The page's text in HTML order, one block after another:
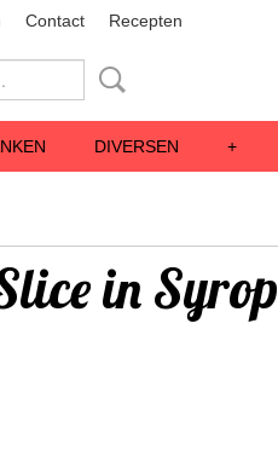
Contact Recepten
DIVERSEN +
in Syrop